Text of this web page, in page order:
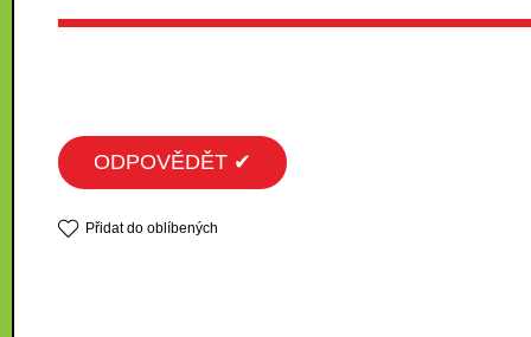
ODPOVĚDĚT ✔
Přidat do oblíbených